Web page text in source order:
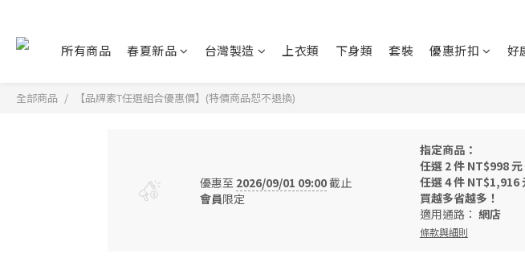
所有商品 春夏新品 台灣製造 上衣類 下身類 套裝 優惠折扣 好
全部商品 【品牌素T任選組合優惠價】(特價商品恕不退換)
優惠至 2026/09/01 09:00截止
會員限定
指定商品：
任選 2 件 NT$998 元
任選 4 件 NT$1,916
買越多省越多！
適用通路： 網店
條款與細則